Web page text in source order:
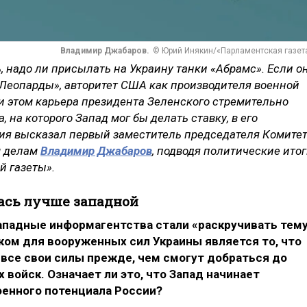
Владимир Джабаров. © Юрий Инякин/«Парламентская
надо ли присылать на Украину танки «Абрамс». Если
авторитет США как производителя военной
карьера президента Зеленского стремительно
которого Запад мог бы делать ставку, в его
высказал первый заместитель председателя
делам Владимир Джабаров, подводя политические
газеты».
лучше западной
информагентства стали «раскручивать
для вооруженных сил Украины является то, что
свои силы прежде, чем смогут добраться до
Означает ли это, что Запад начинает
потенциала России?